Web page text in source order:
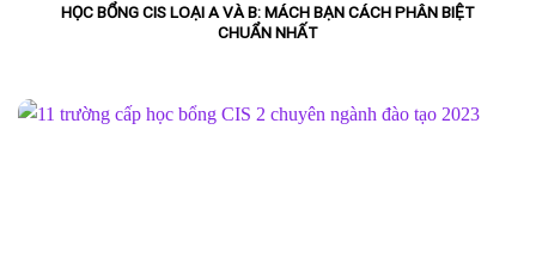
HỌC BỔNG CIS LOẠI A VÀ B: MÁCH BẠN CÁCH PHÂN BIỆT
CHUẨN NHẤT